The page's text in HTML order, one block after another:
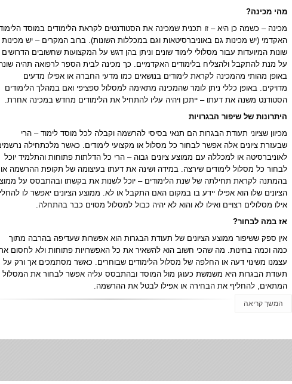
מהי מכינה?
מכינה – כשמה כן היא – זו תכנית שמכינה את הסטודנטים לקראת הלימודים במוסד
האקדמי (יש מכינות גם באוניברסיטאות וגם במכללות השונות). ברוב המקרים – יש מכינות
שונות המיועדות עבור מסלולי לימוד שונים וניתן בהן דגש על המקצועות שחשובים הדרושים
על מנת להתקבל ולהצליח בלימודים האקדמיים. כך מכינה לבית הספר לרפואה תהיה
באופן מהותי מהמכינה לקראת לימודים בנושאים כמו מדעי החברה או אפילו מדעים
מדויקים. באופן כללי ניתן לומר שהמכינה מתאימה למסלול ספציפי ואם במהלך הלימודים
הסטודנט משנה את דעתו – ייתכן ויהיה עליו להתחיל את הלימודים מחדש במכינה אחרת.
היתרונות של שיפור הבגרויות
מכיוון שציוני תעודת הבגרות הם תנאי בסיסי להרשמה וקבלה לכל מוסד לימוד – הרי
שבעזרת ציונים אלה אפשר לבחור כל מסלול או מקצועי לימודים. כאשר מלכתחילה
לאוניברסיטה או למכללה עם ממוצע ציונים גבוה – הרי כל הדלתות פתוחות והתלמיד יוכל
לבחור כל מסלול לימודים שירצה. במידה ושינה את דעתו בעיצומה של תקופת ההרשמה או
בהמתנה לקראת תחילתה של שנת הלימודים – יוכל לשנות את בקשתו ובהתבסס על
הציונים שלו הוא אפילו יידע בו במקום האם התקבל או לא. ממוצע הציונים יאפשר לו
אילו מסלולים רצויים ואילו לא והוא לא יהיה כבול למסלול מסוים כבר בהתחלה.
אז במה לבחור?
אין ספק ששיפור ממוצע הציונים של תעודת הבגרות הוא אפשרות שעדיפה בהרבה מתוך
כמה וכמה בחינות. מה שהכי חשוב הוא להשאיר את כל האפשרויות פתוחות ולא לחסום
עצמנו משינוי דעה או החלפה של מסלול הלימודים שבוחרים. כאשר מסתמכים אך ורק על
תעודת הבגרות היא משמשת כעוגן מול המוסד ובהתבסס עליה אפשר לבחור את המסלול
המתאים, להחליף את הבחירה או אפילו לבטל את ההרשמה.
המשך קריאה